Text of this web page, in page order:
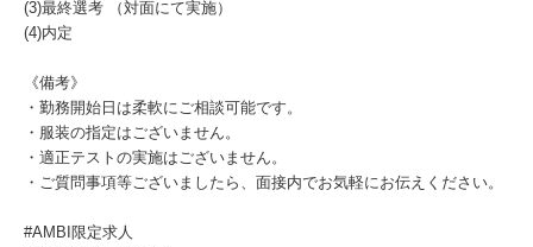
(3)最終選考 （対面にて実施）
(4)内定
《備考》
・勤務開始日は柔軟にご相談可能です。
・服装の指定はございません。
・適正テストの実施はございません。
・ご質問事項等ございましたら、面接内でお気軽にお伝えください。
#AMBI限定求人